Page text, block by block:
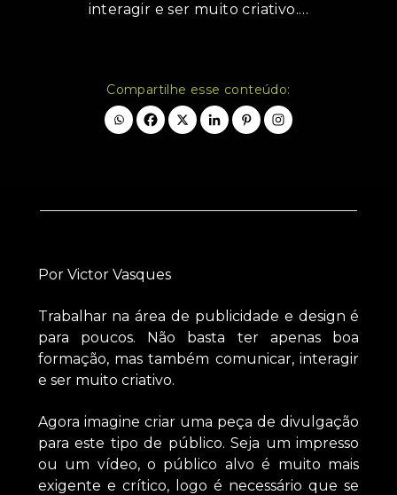
interagir e ser muito criativo.…
Compartilhe esse conteúdo:
Por Victor Vasques
Trabalhar na área de publicidade e design é
para poucos. Não basta ter apenas boa
formação, mas também comunicar, interagir
e ser muito criativo.
Agora imagine criar uma peça de divulgação
para este tipo de público. Seja um impresso
ou um vídeo, o público alvo é muito mais
exigente e crítico, logo é necessário que se